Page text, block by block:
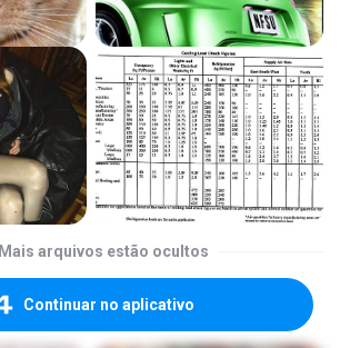
Mais arquivos estão ocultos
Continuar no aplicativo